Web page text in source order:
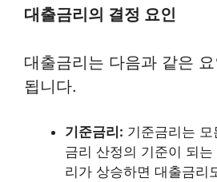
대출금리의 결정 요인
대출금리는 다음과 같은
됩니다.
기준금리: 기준금리는
금리 산정의 기준이 되
리가 상승하면 대출금리